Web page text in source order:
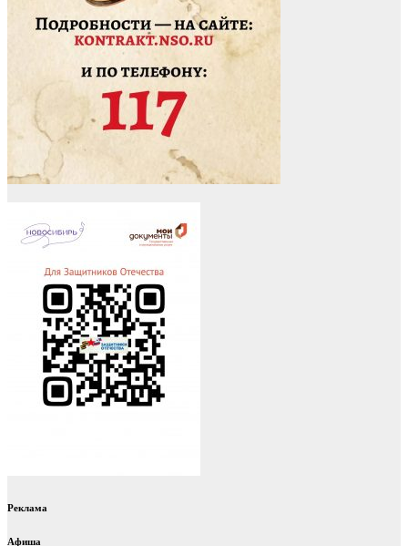
Реклама
Афиша